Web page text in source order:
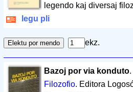
legendo kaj diversaj
legu pli
ekz.
Bazoj por via konduto
Filozofio. Editora